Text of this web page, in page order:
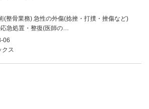
(整骨業務) 急性の外傷(捻挫・打撲・挫傷など)
急処置・整復(医師の…
06
クス